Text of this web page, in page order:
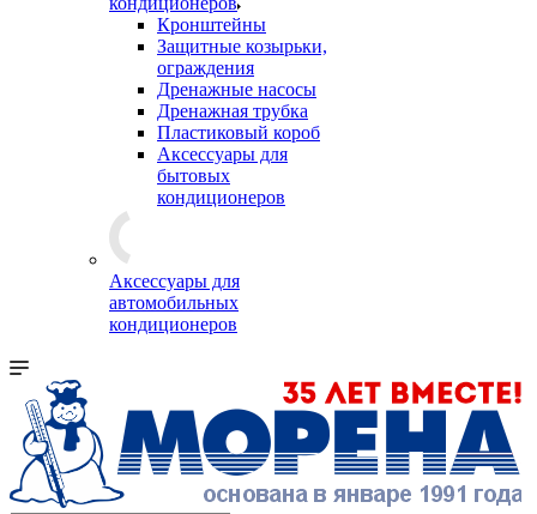
Кронштейны
Защитные козырьки,
ограждения
Дренажные насосы
Дренажная трубка
Пластиковый короб
Аксессуары для
бытовых
кондиционеров
Аксессуары для
автомобильных
кондиционеров